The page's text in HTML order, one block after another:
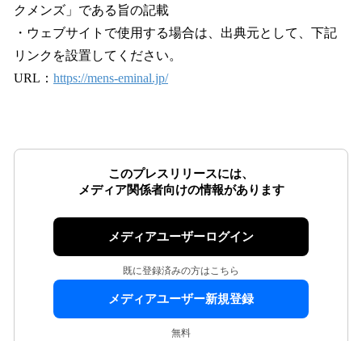
クメンズ」である旨の記載
・ウェブサイトで使用する場合は、出典元として、下記
リンクを設置してください。
URL： https://mens-eminal.jp/
このプレスリリースには、
メディア関係者向けの情報があります
メディアユーザーログイン
既に登録済みの方はこちら
メディアユーザー新規登録
無料